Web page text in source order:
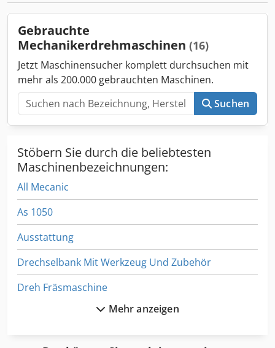
*Mit 3-Backen-Futter zu liefern. *Preis auf Anfrage mit
Gebrauchte
Mechanikerdrehmaschinen (16)
Jetzt Maschinensucher komplett durchsuchen mit
mehr als 200.000 gebrauchten Maschinen.
Suchen
Stöbern Sie durch die beliebtesten
Maschinenbezeichnungen:
All Mecanic
As 1050
Ausstattung
Drechselbank Mit Werkzeug Und Zubehör
Dreh Fräsmaschine
Drehbank MaschineMehr anzeigen